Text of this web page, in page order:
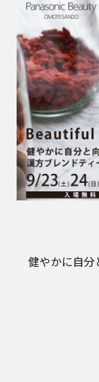
健やかに自分